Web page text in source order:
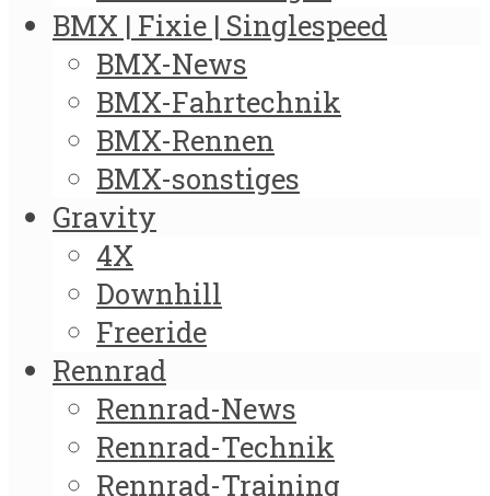
BMX | Fixie | Singlespeed
BMX-News
BMX-Fahrtechnik
BMX-Rennen
BMX-sonstiges
Gravity
4X
Downhill
Freeride
Rennrad
Rennrad-News
Rennrad-Technik
Rennrad-Training